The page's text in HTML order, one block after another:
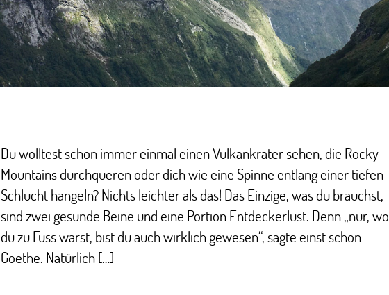
Du wolltest schon immer einmal einen Vulkankrater sehen, die Rocky
Mountains durchqueren oder dich wie eine Spinne entlang einer tiefen
Schlucht hangeln? Nichts leichter als das! Das Einzige, was du brauchst,
sind zwei gesunde Beine und eine Portion Entdeckerlust. Denn „nur, wo
du zu Fuss warst, bist du auch wirklich gewesen“, sagte einst schon
Goethe. Natürlich […]